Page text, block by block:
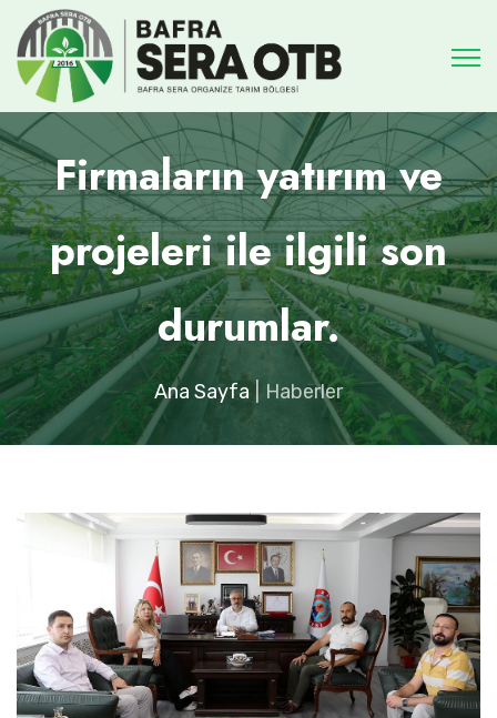
Firmaların yatırım ve
projeleri ile ilgili son
durumlar.
Ana Sayfa Haberler